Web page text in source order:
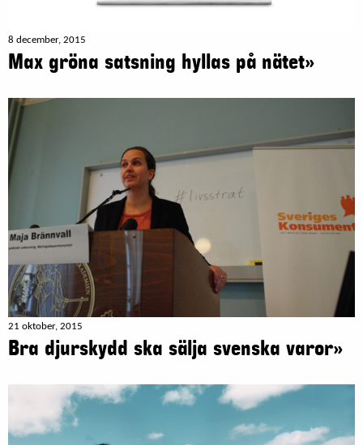
8 december, 2015
Max gröna satsning hyllas på nätet»
21 oktober, 2015
Bra djurskydd ska sälja svenska varor»